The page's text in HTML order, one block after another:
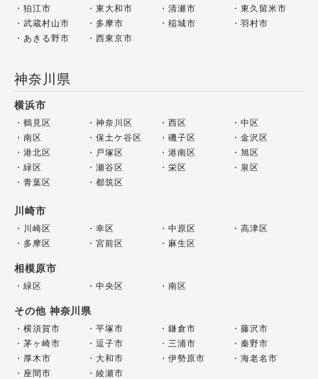
狛江市
東大和市 清瀬市
東久留米市
武蔵村山市
多摩市 稲城市
羽村市
あきる野市
西東京市
神奈川県
横浜市
鶴見区 神奈川区 西区
中区
南区
保土ケ谷区 磯子区
金沢区
港北区
戸塚区 港南区
旭区
緑区
瀬谷区 栄区
泉区
青葉区
都筑区
川崎市
川崎区 幸区 中原区
高津区
多摩区
宮前区 麻生区
相模原市
緑区 中央区 南区
その他 神奈川県
横須賀市 平塚市 鎌倉市
藤沢市
茅ヶ崎市
逗子市 三浦市
秦野市
厚木市
大和市 伊勢原市
海老名市
座間市
綾瀬市